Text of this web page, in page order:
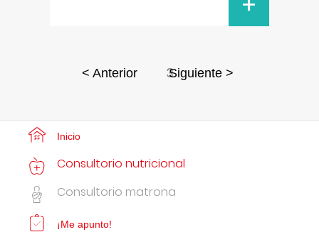
< Anterior 3Siguiente >
Inicio
Consultorio nutricional
Consultorio matrona
¡Me apunto!